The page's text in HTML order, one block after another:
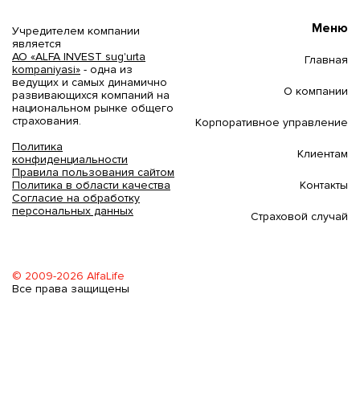
Учредителем компании
является
АО «ALFA INVEST sug'urta
kompaniyasi» - одна из
ведущих и самых динамично
развивающихся компаний на
национальном рынке общего
страхования.
Политика
конфиденциальности
Правила пользования сайтом
Политика в области качества
Согласие на обработку
персональных данных
© 2009-2026 AlfaLife
Все права защищены
Меню
Главная
О компании
Корпоративное управление
Клиентам
Контакты
Страховой случай